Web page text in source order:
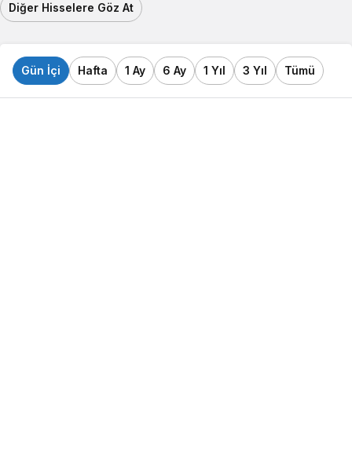
Diğer Hisselere Göz At
Gün İçi Hafta 1 Ay 6 Ay 1 Yıl 3 Yıl Tümü